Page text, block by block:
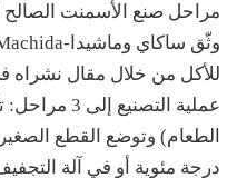
مراحل صنع الأسمنت الصالح
عملية
درجة مئوية أو في آلة